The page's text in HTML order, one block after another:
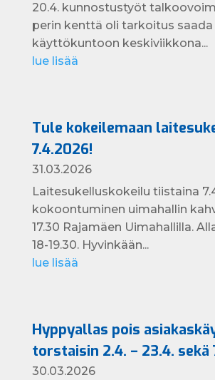
20.4. kunnostustyöt
perin kenttä oli tarkoitus saada
käyttökuntoon keskiviikkona...
lue lisää
Tule kokeilemaan
7.4.2026!
31.03.2026
Laitesukelluskokeilu tiistaina
kokoontuminen uimahallin
17.30 Rajamäen Uimahallilla.
18-19.30. Hyvinkään...
lue lisää
Hyppyallas pois
torstaisin 2.4. – 23.4. sekä
30.03.2026